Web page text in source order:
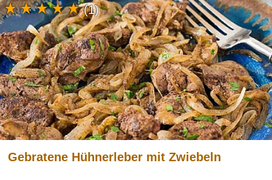
Gebratene Hühnerleber mit Zwiebeln
(1)